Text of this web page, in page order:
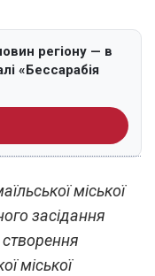
регіону — в
«Бессарабія
міської
засідання
міської